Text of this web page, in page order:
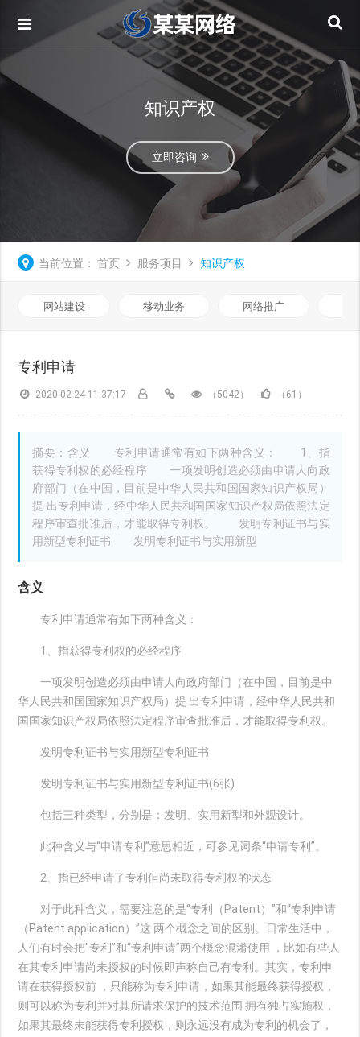
知识产权
立即咨询
当前位置： 首页 服务项目 知识产权
网站建设 移动业务 网络推广
专利申请
2020-02-24 11:37:17 （5042） （61）
摘要：含义 专利申请通常有如下两种含义： 1、指
获得专利权的必经程序 一项发明创造必须由申请人向政
府部门（在中国，目前是中华人民共和国国家知识产权局）
提 出专利申请，经中华人民共和国国家知识产权局依照法定
程序审查批准后，才能取得专利权。 发明专利证书与实
用新型专利证书 发明专利证书与实用新型
含义
专利申请通常有如下两种含义：
1、指获得专利权的必经程序
一项发明创造必须由申请人向政府部门（在中国，目前是中
华人民共和国国家知识产权局）提 出专利申请，经中华人民共和
国国家知识产权局依照法定程序审查批准后，才能取得专利权。
发明专利证书与实用新型专利证书
发明专利证书与实用新型专利证书(6张)
包括三种类型，分别是：发明、实用新型和外观设计。
此种含义与“申请专利”意思相近，可参见词条“申请专利”。
2、指已经申请了专利但尚未取得专利权的状态
对于此种含义，需要注意的是“专利（Patent）”和“专利申请
（Patent application）”这 两个概念之间的区别。日常生活中，
人们有时会把"专利”和“专利申请”两个概念混淆使用 ，比如有些人
在其专利申请尚未授权的时候即声称自己有专利。其实，专利申
请在获得授权前 ，只能称为专利申请，如果其能最终获得授权，
则可以称为专利并对其所请求保护的技术范围 拥有独占实施权，
如果其最终未能获得专利授权，则永远没有成为专利的机会了，